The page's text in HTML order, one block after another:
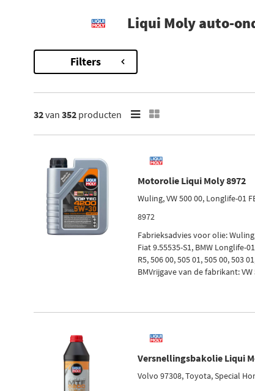
Liqui Moly auto-
Filters
32van 352 producten
Motorolie Liqui Moly 8972
Wuling, VW 500 00, Longlife-01
8972
Fabrieksadvies voor olie:
Fiat 9.55535-S1, BMW Longlife-
R5, 506 00, 505 01, 505 00, 503
BMVrijgave van de fabrikant:
Versnellingsbakolie Liqui
Volvo 97308, Toyota, Special